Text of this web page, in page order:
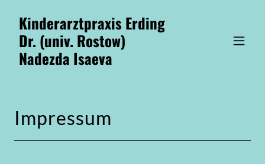
Kinderarztpraxis Erding
Dr. (univ. Rostow)
Nadezda Isaeva
Impressum